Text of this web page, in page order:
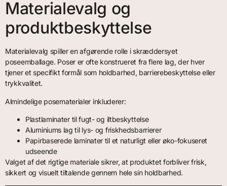
Materialevalg og
produktbeskyttelse
Materialevalg spiller en afgørende rolle i skræddersyet
poseemballage. Poser er ofte konstrueret fra flere lag, der hver
tjener et specifikt formål som holdbarhed, barrierebeskyttelse eller
trykkvalitet.
Almindelige posematerialer inkluderer:
Plastlaminater til fugt- og iltbeskyttelse
Aluminiums lag til lys- og friskhedsbarrierer
Papirbaserede laminater til et naturligt eller øko-fokuseret
udseende
Valget af det rigtige materiale sikrer, at produktet forbliver frisk,
sikkert og visuelt tiltalende gennem hele sin holdbarhed.